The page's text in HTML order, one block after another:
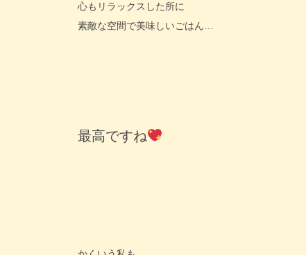
心もリラックスした所に
素敵な空間で美味しいごはん…
最高ですね